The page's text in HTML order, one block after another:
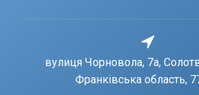
вулиця Чорновола, 7a,
Франківська область,